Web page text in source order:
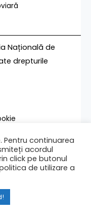
Națională de
drepturile
18/04/2023
Pentru continuarea
acordul
click pe butonul
de utilizare a